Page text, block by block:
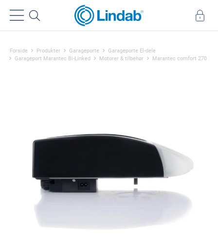
Forside Produkter Garageporte
Garageporte El-dele
Garageport Marantec Bi-Linked
Motorer & tilbehør Marantec comfort 270